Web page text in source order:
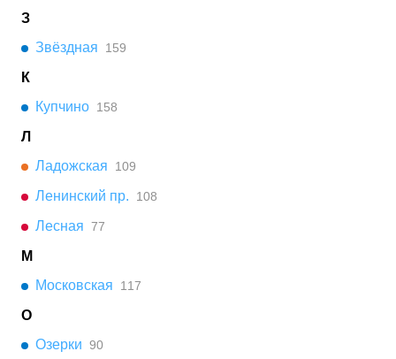
З
Звёздная
159
К
Купчино 158
Л
Ладожская
109
Ленинский пр. 108
Лесная 77
М
Московская
117
О
Озерки 90